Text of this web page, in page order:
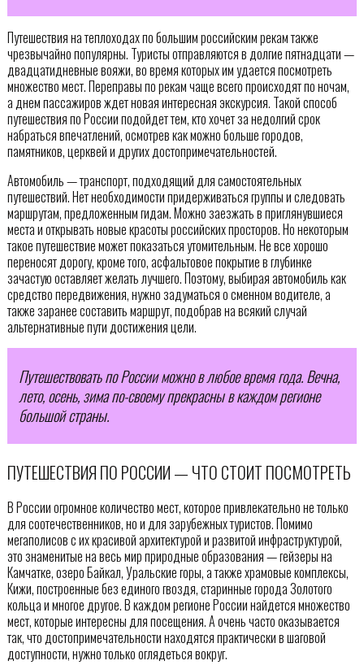
Путешествия на теплоходах по большим российским рекам также
чрезвычайно популярны. Туристы отправляются в долгие пятнадцати —
двадцатидневные вояжи, во время которых им удается посмотреть
множество мест. Переправы по рекам чаще всего происходят по ночам,
а днем пассажиров ждет новая интересная экскурсия. Такой способ
путешествия по России подойдет тем, кто хочет за недолгий срок
набраться впечатлений, осмотрев как можно больше городов,
памятников, церквей и других достопримечательностей.
Автомобиль — транспорт, подходящий для самостоятельных
путешествий. Нет необходимости придерживаться группы и следовать
маршрутам, предложенным гидам. Можно заезжать в приглянувшиеся
места и открывать новые красоты российских просторов. Но некоторым
такое путешествие может показаться утомительным. Не все хорошо
переносят дорогу, кроме того, асфальтовое покрытие в глубинке
зачастую оставляет желать лучшего. Поэтому, выбирая автомобиль как
средство передвижения, нужно задуматься о сменном водителе, а
также заранее составить маршрут, подобрав на всякий случай
альтернативные пути достижения цели.
Путешествовать по России можно в любое время года. Вечна,
лето, осень, зима по-своему прекрасны в каждом регионе
большой страны.
ПУТЕШЕСТВИЯ ПО РОССИИ — ЧТО СТОИТ ПОСМОТРЕТЬ
В России огромное количество мест, которое привлекательно не только
для соотечественников, но и для зарубежных туристов. Помимо
мегаполисов с их красивой архитектурой и развитой инфраструктурой,
это знаменитые на весь мир природные образования — гейзеры на
Камчатке, озеро Байкал, Уральские горы, а также храмовые комплексы,
Кижи, построенные без единого гвоздя, старинные города Золотого
кольца и многое другое. В каждом регионе России найдется множество
мест, которые интересны для посещения. А очень часто оказывается
так, что достопримечательности находятся практически в шаговой
доступности, нужно только оглядеться вокруг.